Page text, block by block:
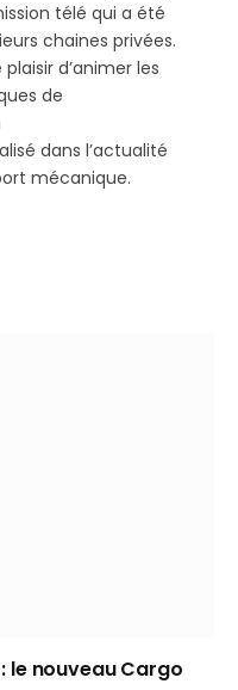
télé qui a été
chaines privées.
plaisir d’animer les
de
dans l’actualité
mécanique.
le nouveau Cargo